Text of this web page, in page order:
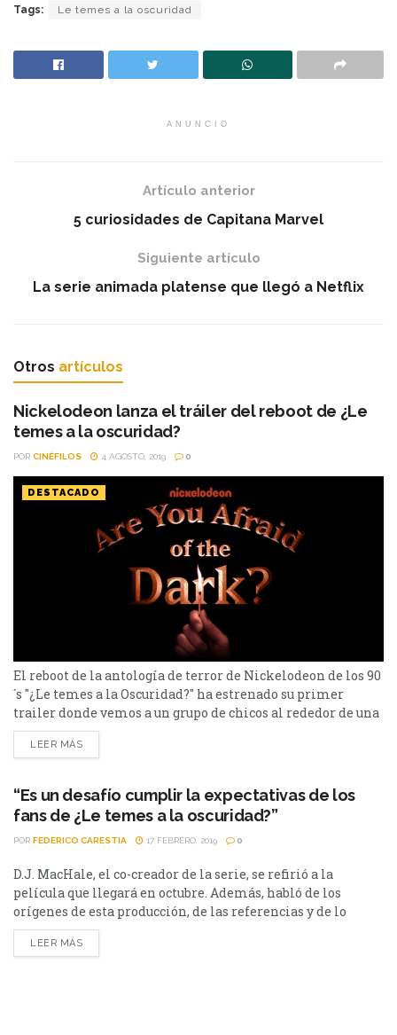
Tags: Le temes a la oscuridad
ANUNCIO
Artículo anterior
5 curiosidades de Capitana Marvel
Siguiente artículo
La serie animada platense que llegó a Netflix
Otros artículos
Nickelodeon lanza el tráiler del reboot de ¿Le
temes a la oscuridad?
POR CINÉFILOS 4 AGOSTO, 2019 0
DESTACADO
El reboot de la antología de terror de Nickelodeon de los 90
´s "¿Le temes a la Oscuridad?" ha estrenado su primer
trailer donde vemos a un grupo de chicos al rededor de una
fogata para contar historias para la sociedad de
medianoche. Mira el teaser aquí:
Hasta el momento se sabe que la serie fue escrita
por BenDavid Grabinski, quien en una entrevista...
LEER MÁS
“Es un desafío cumplir la expectativas de los
fans de ¿Le temes a la oscuridad?”
POR FEDERICO CARESTIA 17 FEBRERO, 2019 0
ENTREVISTAS
D.J. MacHale, el co-creador de la serie, se refirió a la
película que llegará en octubre. Además, habló de los
orígenes de esta producción, de las referencias y de lo
difícil que fue armar el casting Ahora que se confirmó que
¿Le temes a la oscuridad?, el clásico de terror infantil que
LEER MÁS